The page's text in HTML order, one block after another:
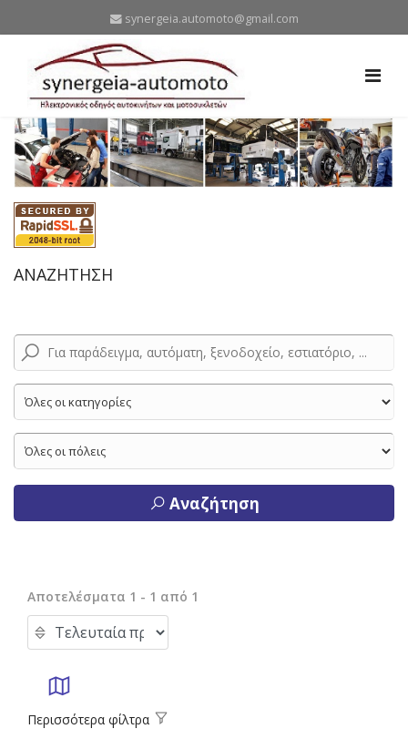
synergeia.automoto@gmail.com
ΑΝΑΖΗΤΗΣΗ
Αναζήτηση
Αποτελέσματα 1 - 1 από 1
Περισσότερα φίλτρα